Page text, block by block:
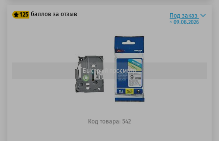
125 баллов за отзыв Под заказ
~ 09.08.2026
Быстрый просмотр
Код товара: 542